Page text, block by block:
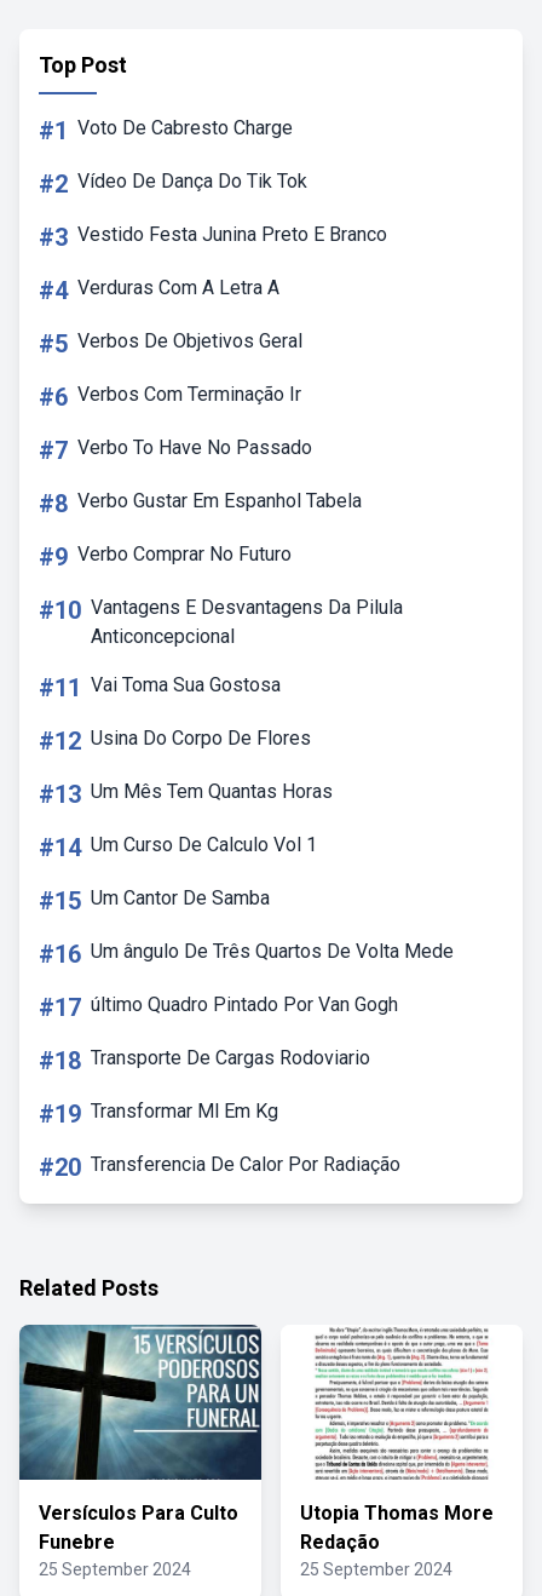
Top Post
#1 Voto De Cabresto Charge
#2 Vídeo De Dança Do Tik Tok
#3 Vestido Festa Junina Preto E Branco
#4 Verduras Com A Letra A
#5 Verbos De Objetivos Geral
#6 Verbos Com Terminação Ir
#7 Verbo To Have No Passado
#8 Verbo Gustar Em Espanhol Tabela
#9 Verbo Comprar No Futuro
#10 Vantagens E Desvantagens Da Pilula
Anticoncepcional
#11 Vai Toma Sua Gostosa
#12 Usina Do Corpo De Flores
#13 Um Mês Tem Quantas Horas
#14 Um Curso De Calculo Vol 1
#15 Um Cantor De Samba
#16 Um ângulo De Três Quartos De Volta Mede
#17 último Quadro Pintado Por Van Gogh
#18 Transporte De Cargas Rodoviario
#19 Transformar Ml Em Kg
#20 Transferencia De Calor Por Radiação
Related Posts
Versículos Para Culto
Funebre
25 September 2024
Utopia Thomas More
Redação
25 September 2024